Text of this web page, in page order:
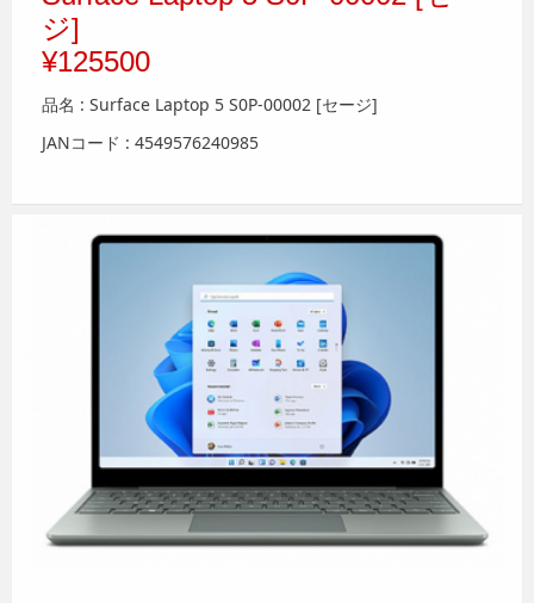
ジ]
¥125500
品名 : Surface Laptop 5 S0P-00002 [セージ]
JANコード : 4549576240985